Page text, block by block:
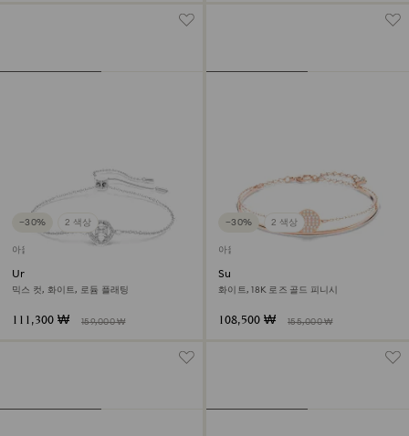
−30% 2 색상
아울렛
Una Angelic 브레이슬릿
믹스 컷, 화이트, 로듐 플래팅
111,300 ₩ 159,000 ₩
−30% 2 색상
아울렛
Sublima 뱅글
화이트, 18K 로즈 골드 피니시
108,500 ₩ 155,000 ₩